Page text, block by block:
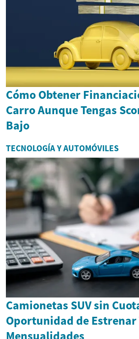
Cómo Obtener
Carro Aunque Tengas
Bajo
TECNOLOGÍA Y AUTOMÓVILES
Camionetas SUV sin
Oportunidad de Estrenar
Mensualidades